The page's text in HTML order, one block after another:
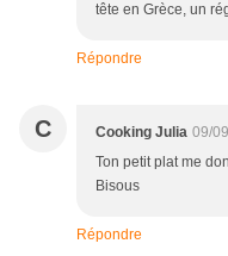
tête en Grèce, un
Répondre
C Cooking Julia 09/
Ton petit plat me
Bisous
Répondre